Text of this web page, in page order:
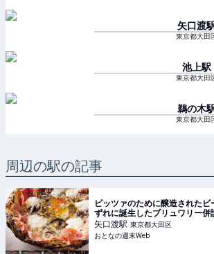
矢口渡
東京都大田
池上駅
東京都大田
鵜の木
東京都大田
周辺の駅の記事
ピッツァのために醸造された
ずれに誕生したブリュワリー併
ア
矢口渡駅 東京都大田区
おとなの週末Web